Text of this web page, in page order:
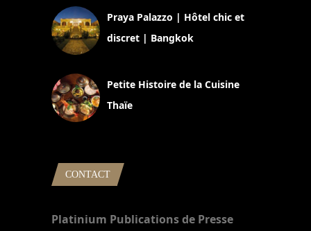
Praya Palazzo | Hôtel chic et
discret | Bangkok
Petite Histoire de la Cuisine
Thaïe
CONTACT
Platinium Publications de Presse